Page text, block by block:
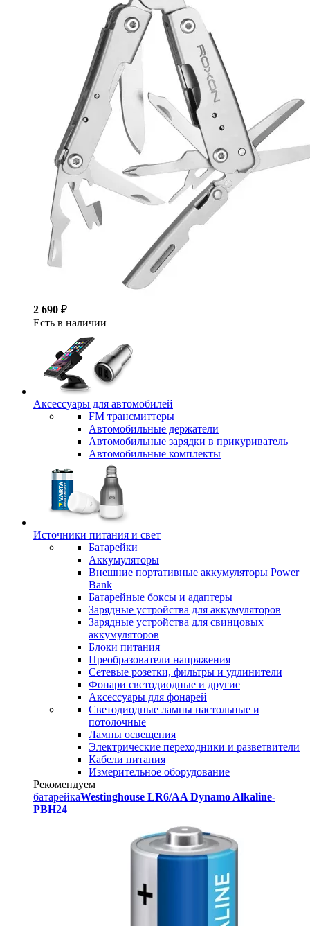
2 690 ₽
Есть в наличии
Аксессуары для автомобилей
FM трансмиттеры
Автомобильные держатели
Автомобильные зарядки в прикуриватель
Автомобильные комплекты
Источники питания и свет
Батарейки
Аккумуляторы
Внешние портативные аккумуляторы Power
Bank
Батарейные боксы и адаптеры
Зарядные устройства для аккумуляторов
Зарядные устройства для свинцовых
аккумуляторов
Блоки питания
Преобразователи напряжения
Сетевые розетки, фильтры и удлинители
Фонари светодиодные и другие
Аксессуары для фонарей
Светодиодные лампы настольные и
потолочные
Лампы освещения
Электрические переходники и разветвители
Кабели питания
Измерительное оборудование
Рекомендуем
батарейкаWestinghouse LR6/AA Dynamo Alkaline-
PBH24